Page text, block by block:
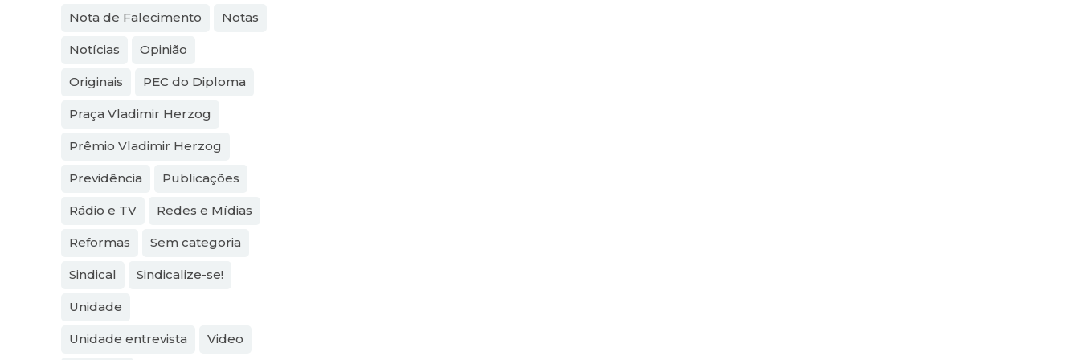
Nota de Falecimento Notas
Notícias Opinião
Originais PEC do Diploma
Praça Vladimir Herzog
Prêmio Vladimir Herzog
Previdência Publicações
Rádio e TV Redes e Mídias
Reformas Sem categoria
Sindical Sindicalize-se!
Unidade
Unidade entrevista Video